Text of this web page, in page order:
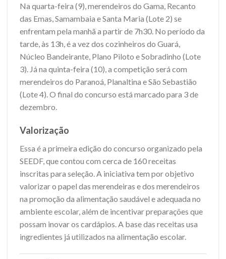
Na quarta-feira (9), merendeiros do Gama, Recanto
das Emas, Samambaia e Santa Maria (Lote 2) se
enfrentam pela manhã a partir de 7h30. No período da
tarde, às 13h, é a vez dos cozinheiros do Guará,
Núcleo Bandeirante, Plano Piloto e Sobradinho (Lote
3). Já na quinta-feira (10), a competição será com
merendeiros do Paranoá, Planaltina e São Sebastião
(Lote 4). O final do concurso está marcado para 3 de
dezembro.
Valorização
Essa é a primeira edição do concurso organizado pela
SEEDF, que contou com cerca de 160 receitas
inscritas para seleção. A iniciativa tem por objetivo
valorizar o papel das merendeiras e dos merendeiros
na promoção da alimentação saudável e adequada no
ambiente escolar, além de incentivar preparações que
possam inovar os cardápios. A base das receitas usa
ingredientes já utilizados na alimentação escolar.